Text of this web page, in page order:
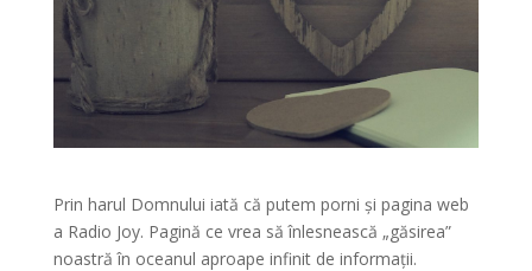
Prin harul Domnului iată că putem porni și pagina web
a Radio Joy. Pagină ce vrea să înlesnească „găsirea”
noastră în oceanul aproape infinit de informații.